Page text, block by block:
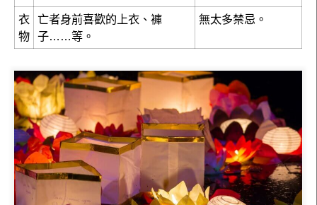
衣
物
亡者身前喜歡的上衣、褲
子……等。
無太多禁忌。